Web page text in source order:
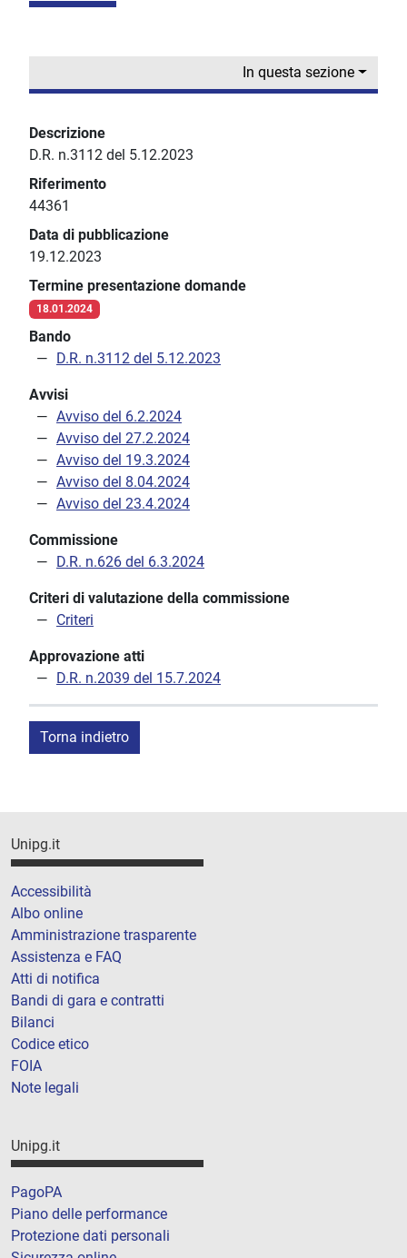
In questa sezione
Descrizione
D.R. n.3112 del 5.12.2023
Riferimento
44361
Data di pubblicazione
19.12.2023
Termine presentazione domande
18.01.2024
Bando
D.R. n.3112 del 5.12.2023
Avvisi
Avviso del 6.2.2024
Avviso del 27.2.2024
Avviso del 19.3.2024
Avviso del 8.04.2024
Avviso del 23.4.2024
Commissione
D.R. n.626 del 6.3.2024
Criteri di valutazione della commissione
Criteri
Approvazione atti
D.R. n.2039 del 15.7.2024
Torna indietro
Unipg.it
Accessibilità
Albo online
Amministrazione trasparente
Assistenza e FAQ
Atti di notifica
Bandi di gara e contratti
Bilanci
Codice etico
FOIA
Note legali
Unipg.it
PagoPA
Piano delle performance
Protezione dati personali